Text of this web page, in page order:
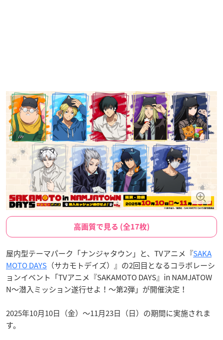
高画質で見る (全17枚)
屋内型テーマパーク「ナンジャタウン」と、TVアニメ『SAKA
MOTO DAYS （サカモトデイズ）』の2回目となるコラボレーシ
ョンイベント「TVアニメ『SAKAMOTO DAYS』in NAMJATOW
N～潜入ミッション遂行せよ！～第2弾」が開催決定！
2025年10月10日（金）〜11月23日（日）の期間に実施されま
す。